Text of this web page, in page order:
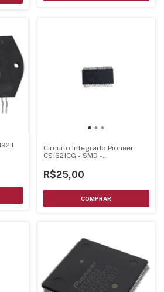
Circuito Integrado Pioneer
CS1621CG - SMD -
R$25,00